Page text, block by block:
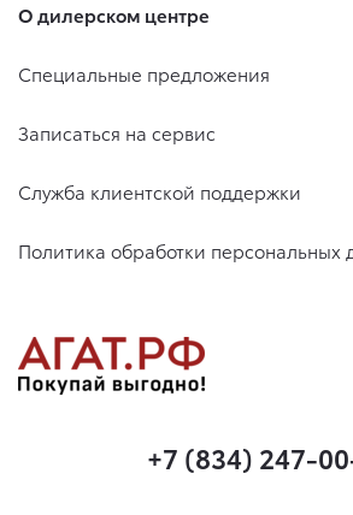
О дилерском центре
Специальные предложения
Записаться на сервис
Служба клиентской поддержки
Политика обработки персональных
+7 (834) 247-